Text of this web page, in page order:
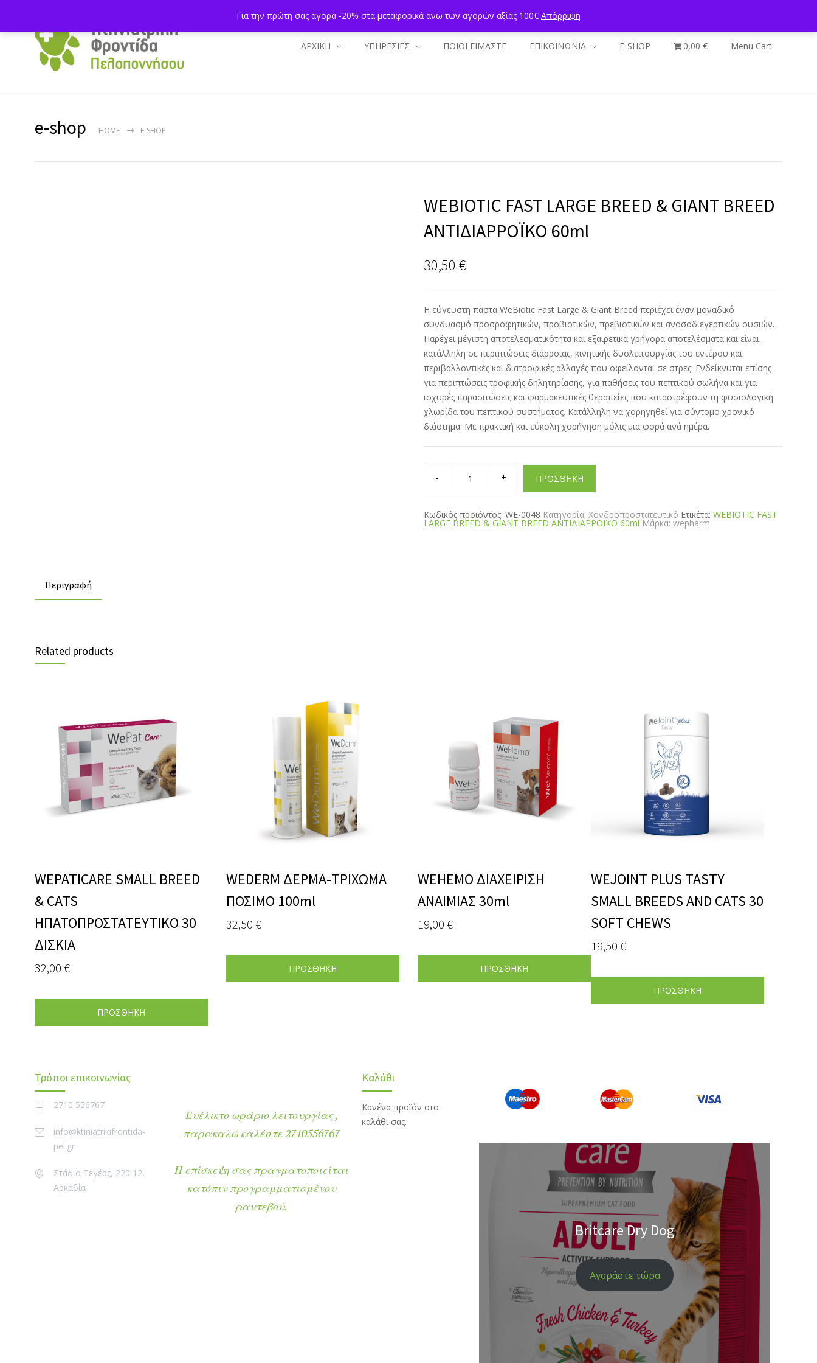
ΑΡΧΙΚΗ ΥΠΗΡΕΣΙΕΣ ΠΟΙΟΙ ΕΙΜΑΣΤΕ ΕΠΙΚΟΙΝΩΝΙΑ E-SHOP 0,00 € Menu Cart
e-shop HOME E-SHOP
WEBIOTIC FAST LARGE BREED & GIANT BREED
ΑΝΤΙΔΙΑΡΡΟΪΚΟ 60ml
30,50 €
Η εύγευστη πάστα WeBiotic Fast Large & Giant Breed περιέχει έναν μοναδικό
συνδυασμό προσροφητικών, προβιοτικών, πρεβιοτικών και ανοσοδιεγερτικών ουσιών.
Παρέχει μέγιστη αποτελεσματικότητα και εξαιρετικά γρήγορα αποτελέσματα και είναι
κατάλληλη σε περιπτώσεις διάρροιας, κινητικής δυσλειτουργίας του εντέρου και
περιβαλλοντικές και διατροφικές αλλαγές που οφείλονται σε στρες. Ενδείκνυται επίσης
για περιπτώσεις τροφικής δηλητηρίασης, για παθήσεις του πεπτικού σωλήνα και για
ισχυρές παρασιτώσεις και φαρμακευτικές θεραπείες που καταστρέφουν τη φυσιολογική
χλωρίδα του πεπτικού συστήματος. Κατάλληλη να χορηγηθεί για σύντομο χρονικό
διάστημα. Με πρακτική και εύκολη χορήγηση μόλις μια φορά ανά ημέρα.
WEBIOTIC
FAST
BREED
GIANT
BREED
ΑΝΤΙΔΙΑΡΡΟΪΚΟ
ΠΡΟΣΘΗΚΗ
Κωδικός προϊόντος: WE-0048 Κατηγορία: Χονδροπροστατευτικό Ετικέτα: WEBIOTIC FAST
LARGE BREED & GIANT BREED ΑΝΤΙΔΙΑΡΡΟΪΚΟ 60ml Μάρκα: wepharm
Περιγραφή
Related products
WEPATICARE SMALL BREED
& CATS
ΗΠΑΤΟΠΡΟΣΤΑΤΕΥΤΙΚΟ 30
ΔΙΣΚΙΑ
32,00 €
ΠΡΟΣΘΗΚΗ
WEDERM ΔΕΡΜΑ-ΤΡΙΧΩΜΑ
ΠΟΣΙΜΟ 100ml
32,50 €
ΠΡΟΣΘΗΚΗ
WEHEMO ΔΙΑΧΕΙΡΙΣΗ
ΑΝΑΙΜΙΑΣ 30ml
19,00 €
ΠΡΟΣΘΗΚΗ
WEJOINT PLUS TASTY
SMALL BREEDS AND CATS 30
SOFT CHEWS
19,50 €
ΠΡΟΣΘΗΚΗ
Τρόποι επικοινωνίας
2710 556767
info@ktiniatrikifrontida-
pel.gr
Στάδιο Τεγέας, 220 12,
Αρκαδία
Ευέλικτο ωράριο λειτουργίας ,
παρακαλώ καλέστε 2710556767
Η επίσκεψη σας πραγματοποιείται
κατόπιν προγραμματισμένου
ραντεβού.
Καλάθι
Κανένα προϊόν στο
καλάθι σας.
Britcare Dry Dog
Αγοράστε τώρα
Για την πρώτη σας αγορά -20% στα μεταφορικά άνω των αγορών αξίας 100€ Απόρριψη